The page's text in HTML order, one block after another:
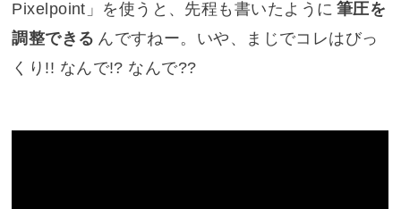
Pixelpoint」を使うと、先程も書いたように 筆圧を
調整できる んですねー。いや、まじでコレはびっ
くり!! なんで!? なんで??